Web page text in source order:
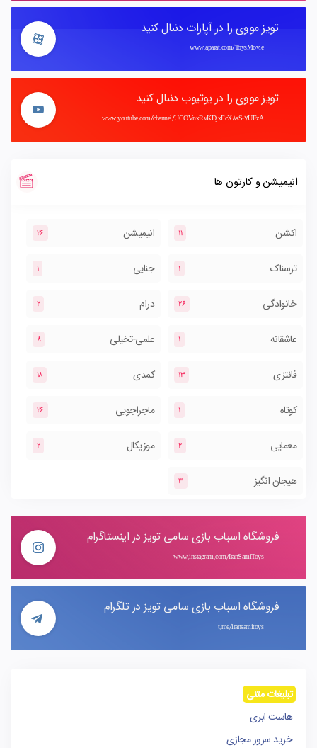
تویز مووی را در آپارات دنبال کنید
www.aparat.com/ToysMovie
تویز مووی را در یوتیوب دنبال کنید
www.youtube.com/channel/UCOVnxRvKDjxFcX8sS-7UFzA
انیمیشن و کارتون ها
اکشن 11 انیمیشن 26
ترسناک 1 جنایی 1
خانوادگی 26 درام 2
عاشقانه 1 علمی-تخیلی 8
فانتزی 13 کمدی 18
کوتاه 1 ماجراجویی 26
معمایی 2 موزیکال 2
هیجان انگیز 3
فروشگاه اسباب بازی سامی تویز در اینستاگرام
www.instagram.com/IranSamiToys
فروشگاه اسباب بازی سامی تویز در تلگرام
t.me/iransamitoys
تبلیغات متنی
هاست ابری
خرید سرور مجازی